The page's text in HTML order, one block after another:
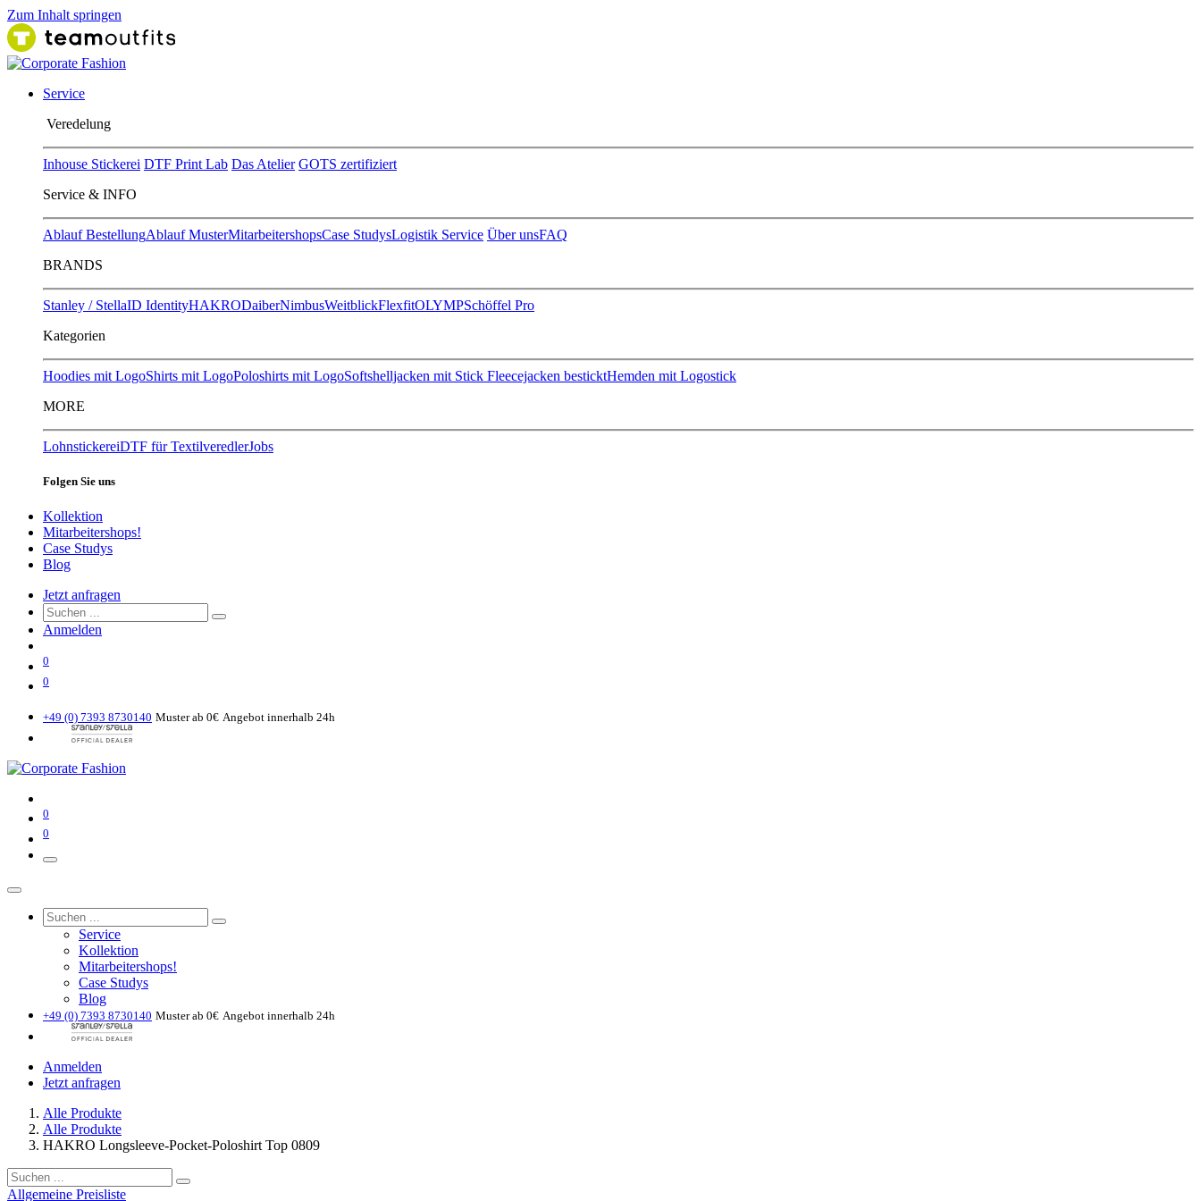
Zum Inhalt springen
Service
Ver​edelung
Inhouse Stickerei DTF Print Lab Das Atelier GOTS zertifiziert
Service & INFO
Ablauf BestellungAblauf MusterMitarbeitershopsCase StudysLogistik Service Über unsFAQ
BRANDS
Stanley / StellaID IdentityHAKRODaiberNimbusWeitblickFlexfitOLYMPSchöffel Pro
Kategorien
Hoodies mit LogoShirts mit LogoPoloshirts mit LogoSoftshelljacken mit Stick Fleecejacken besticktHemden mit Logostick
MORE
LohnstickereiDTF für TextilveredlerJobs
Folgen Sie uns
Kollektion
Mitarbeitershops!
Case Studys
Blog
Jetzt anfragen
Anmelden
0
0
+49 (0) 7393 8730140 Muster ab 0€ Angebot innerhalb 24h
0
0
Service
Kollektion
Mitarbeitershops!
Case Studys
Blog
+49 (0) 7393 8730140 Muster ab 0€ Angebot innerhalb 24h
Anmelden
Jetzt anfragen
Alle Produkte
Alle Produkte
HAKRO Longsleeve-Pocket-Poloshirt Top 0809
Allgemeine Preisliste